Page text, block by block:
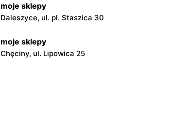
moje sklepy
Daleszyce, ul. pl. Staszica 30
moje sklepy
Chęciny, ul. Lipowica 25